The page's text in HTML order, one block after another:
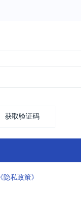
获取验证码
《隐私政策》